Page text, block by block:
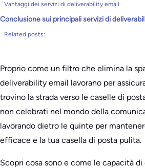
Vantaggi dei servizi di deliverability email
Conclusione sui principali servizi di
Related posts:
Proprio come un filtro che elimina la
deliverability email lavorano per
trovino la strada verso le caselle di
non celebrati nel mondo della
lavorando dietro le quinte per
efficace e la tua casella di posta pulita.
Scopri cosa sono e come le capacità